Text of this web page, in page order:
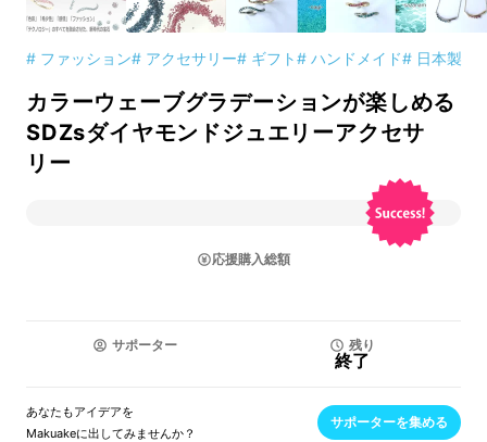
# ファッション# アクセサリー# ギフト# ハンドメイド# 日本製
カラーウェーブグラデーションが楽しめる
SDZsダイヤモンドジュエリーアクセサ
リー
応援購入総額
サポーター 残り
終了
あなたもアイデアを
Makuakeに出してみませんか？
サポーターを集める